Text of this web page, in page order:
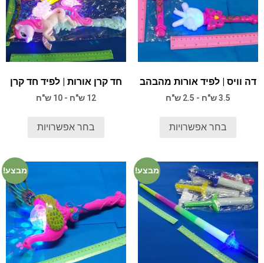
דה וויס | לפיד אורות מהבהב
3.5 ש"ח - 2.5 ש"ח
בחר אפשרויות
חד קרן אורות | לפיד חד קרן
12 ש"ח - 10 ש"ח
בחר אפשרויות
מבצע! מבצע!